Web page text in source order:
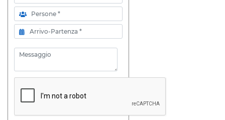
Persone
Arrivo-Partenza
Messaggio